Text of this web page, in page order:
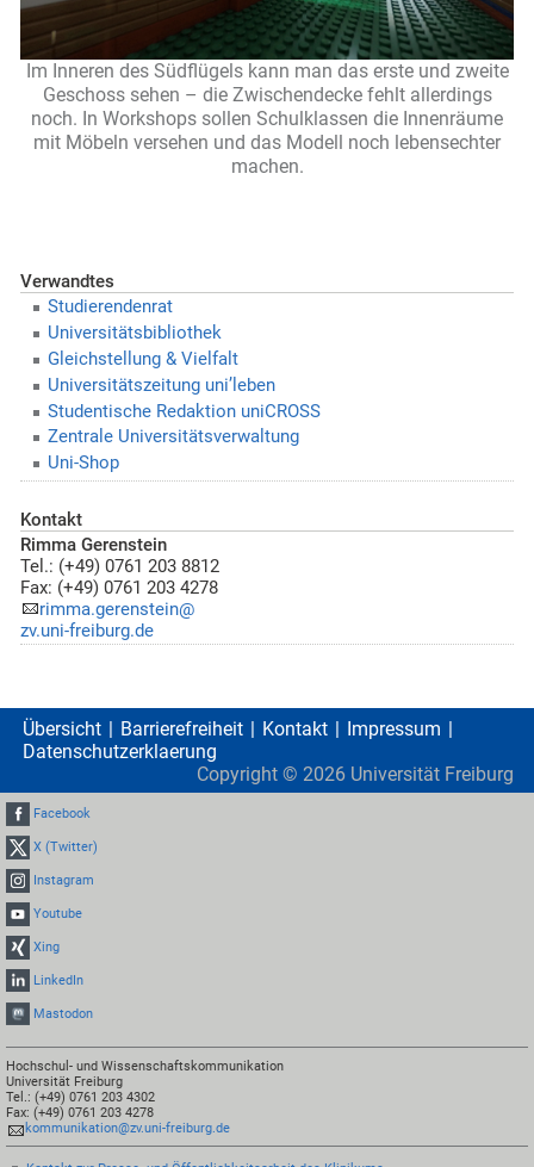
Im Inneren des Südflügels kann man das erste und zweite
Geschoss sehen – die Zwischendecke fehlt allerdings
noch. In Workshops sollen Schulklassen die Innenräume
mit Möbeln versehen und das Modell noch lebensechter
machen.
Verwandtes
Studierendenrat
Universitätsbibliothek
Gleichstellung & Vielfalt
Universitätszeitung uni’leben
Studentische Redaktion uniCROSS
Zentrale Universitätsverwaltung
Uni-Shop
Kontakt
Rimma Gerenstein
Tel.: (+49) 0761 203 8812
Fax: (+49) 0761 203 4278
rimma.gerenstein@
zv.uni-freiburg.de
Übersicht Barrierefreiheit Kontakt
Impressum
Datenschutzerklaerung
Copyright © 2026 Universität Freiburg
Facebook
X (Twitter)
Instagram
Youtube
Xing
LinkedIn
Mastodon
Hochschul- und Wissenschaftskommunikation
Universität Freiburg
Tel.: (+49) 0761 203 4302
Fax: (+49) 0761 203 4278
kommunikation@zv.uni-freiburg.de